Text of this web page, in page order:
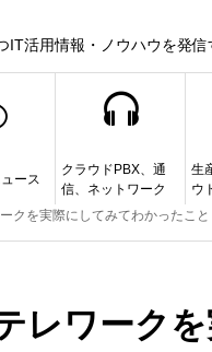
IT活用情報・ノウハウを発信
ース
クラウドPBX、通
信、ネットワーク
生
ウ
クを実際にしてみてわかったこと
レワーク